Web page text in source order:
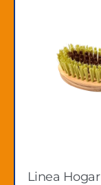
Linea Hogar